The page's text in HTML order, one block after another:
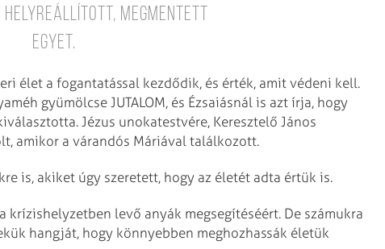
MEGMENTETT
EGYET.
élet a fogantatással kezdődik, és érték, amit védeni kell.
gyümölcse JUTALOM, és Ézsaiásnál is azt írja, hogy
Jézus unokatestvére, Keresztelő János
amikor a várandós Máriával találkozott.
is, akiket úgy szeretett, hogy az életét adta értük is.
krízishelyzetben levő anyák megsegítéséért. De számukra
hangját, hogy könnyebben meghozhassák életük